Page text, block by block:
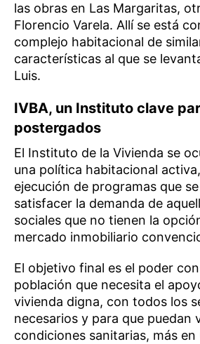
las obras en Las Margaritas,
Florencio Varela. Allí se está
complejo habitacional de
características al que se
Luis.
IVBA, un Instituto clave
postergados
El Instituto de la Vivienda se
una política habitacional
ejecución de programas que
satisfacer la demanda de
sociales que no tienen la
mercado inmobiliario
El objetivo final es el poder
población que necesita el
vivienda digna, con todos los
necesarios y para que puedan
condiciones sanitarias, más